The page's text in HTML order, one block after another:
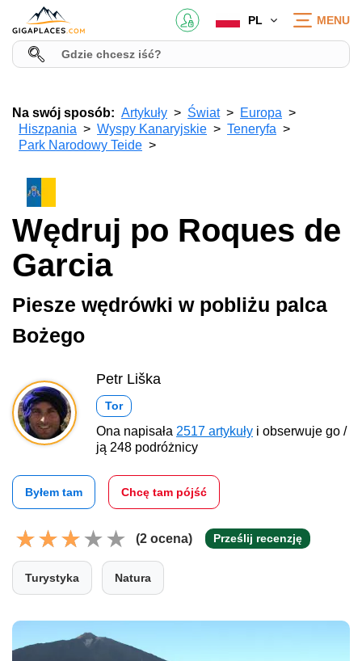
PL MENU
Na swój sposób: Artykuły Świat
Europa
Hiszpania
Wyspy Kanaryjskie
Teneryfa
Park Narodowy Teide
Wędruj po Roques de
Garcia
Piesze wędrówki w pobliżu palca
Bożego
Petr Liška
Tor
Ona napisała 2517 artykuły i obserwuje go /
ją 248 podróżnicy
Byłem tam Chcę tam pójść
(2 ocena) Prześlij recenzję
Turystyka Natura